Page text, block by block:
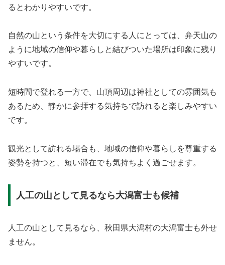
るとわかりやすいです。
自然の山という条件を大切にする人にとっては、弁天山の
ように地域の信仰や暮らしと結びついた場所は印象に残り
やすいです。
短時間で登れる一方で、山頂周辺は神社としての雰囲気も
あるため、静かに参拝する気持ちで訪れると楽しみやすい
です。
観光として訪れる場合も、地域の信仰や暮らしを尊重する
姿勢を持つと、短い滞在でも気持ちよく過ごせます。
人工の山として見るなら大潟富士も候補
人工の山として見るなら、秋田県大潟村の大潟富士も外せ
ません。